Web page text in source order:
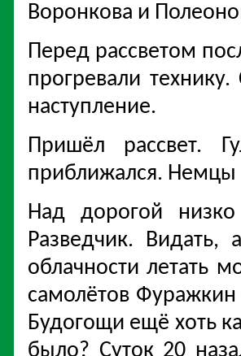
Воронкова и
Перед рассветом
прогревали
наступление.
Пришёл рассвет.
приближался. Немцы
Над дорогой
Разведчик.
облачности летать
самолётов
Будогощи ещё хоть
было? Суток 20